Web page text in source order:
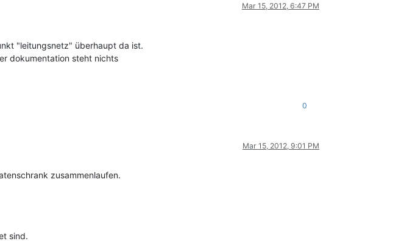
Mar 15, 2012, 6:47 PM
"leitungsnetz" überhaupt da ist.
dokumentation steht nichts
0
Mar 15, 2012, 9:01 PM
zusammenlaufen.
sind.